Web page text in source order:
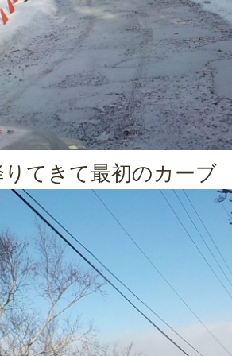
てきて最初のカーブ